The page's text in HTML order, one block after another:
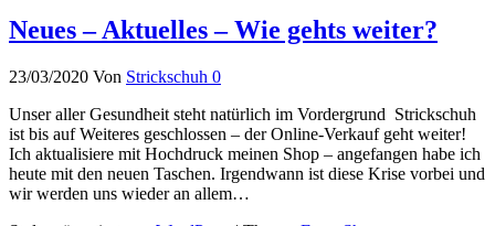
Neues – Aktuelles – Wie gehts weiter?
23/03/2020 Von Strickschuh 0
Unser aller Gesundheit steht natürlich im Vordergrund Strickschuh
ist bis auf Weiteres geschlossen – der Online-Verkauf geht weiter!
Ich aktualisiere mit Hochdruck meinen Shop – angefangen habe ich
heute mit den neuen Taschen. Irgendwann ist diese Krise vorbei und
wir werden uns wieder an allem…